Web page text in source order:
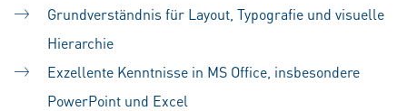
Grundverständnis für Layout, Typografie und visuelle
Hierarchie
Exzellente Kenntnisse in MS Office, insbesondere
PowerPoint und Excel